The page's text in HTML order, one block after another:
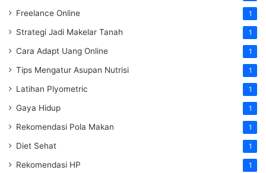
Freelance Online 1
Strategi Jadi Makelar Tanah 1
Cara Adapt Uang Online 1
Tips Mengatur Asupan Nutrisi 1
Latihan Plyometric 1
Gaya Hidup 1
Rekomendasi Pola Makan 1
Diet Sehat 1
Rekomendasi HP 1